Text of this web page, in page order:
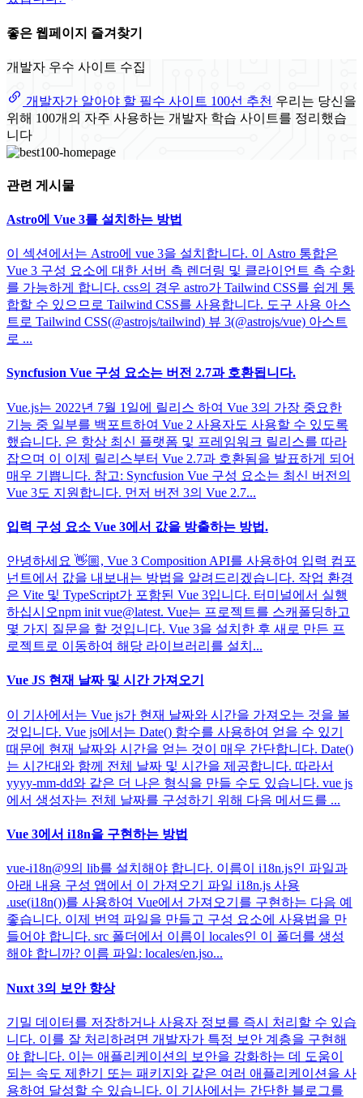
좋은 웹페이지 즐겨찾기
개발자 우수 사이트 수집
개발자가 알아야 할 필수 사이트 100선 추천 우리는 당신을
위해 100개의 자주 사용하는 개발자 학습 사이트를 정리했습
니다
관련 게시물
Astro에 Vue 3를 설치하는 방법
이 섹션에서는 Astro에 vue 3을 설치합니다. 이 Astro 통합은
Vue 3 구성 요소에 대한 서버 측 렌더링 및 클라이언트 측 수화
를 가능하게 합니다. css의 경우 astro가 Tailwind CSS를 쉽게 통
합할 수 있으므로 Tailwind CSS를 사용합니다. 도구 사용 아스
트로 Tailwind CSS(@astrojs/tailwind) 뷰 3(@astrojs/vue) 아스트
로 ...
Syncfusion Vue 구성 요소는 버전 2.7과 호환됩니다.
Vue.js는 2022년 7월 1일에 릴리스 하여 Vue 3의 가장 중요한
기능 중 일부를 백포트하여 Vue 2 사용자도 사용할 수 있도록
했습니다. 은 항상 최신 플랫폼 및 프레임워크 릴리스를 따라
잡으며 이 이제 릴리스부터 Vue 2.7과 호환됨을 발표하게 되어
매우 기쁩니다. 참고: Syncfusion Vue 구성 요소는 최신 버전의
Vue 3도 지원합니다. 먼저 버전 3의 Vue 2.7...
입력 구성 요소 Vue 3에서 값을 방출하는 방법.
안녕하세요 👋🏼, Vue 3 Composition API를 사용하여 입력 컴포
넌트에서 값을 내보내는 방법을 알려드리겠습니다. 작업 환경
은 Vite 및 TypeScript가 포함된 Vue 3입니다. 터미널에서 실행
하십시오npm init vue@latest. Vue는 프로젝트를 스캐폴딩하고
몇 가지 질문을 할 것입니다. Vue 3을 설치한 후 새로 만든 프
로젝트로 이동하여 해당 라이브러리를 설치...
Vue JS 현재 날짜 및 시간 가져오기
이 기사에서는 Vue js가 현재 날짜와 시간을 가져오는 것을 볼
것입니다. Vue js에서는 Date() 함수를 사용하여 얻을 수 있기
때문에 현재 날짜와 시간을 얻는 것이 매우 간단합니다. Date()
는 시간대와 함께 전체 날짜 및 시간을 제공합니다. 따라서
yyyy-mm-dd와 같은 더 나은 형식을 만들 수도 있습니다. vue js
에서 생성자는 전체 날짜를 구성하기 위해 다음 메서드를 ...
Vue 3에서 i18n을 구현하는 방법
vue-i18n@9의 lib를 설치해야 합니다. 이름이 i18n.js인 파일과
아래 내용 구성 앱에서 이 가져오기 파일 i18n.js 사용
.use(i18n())를 사용하여 Vue에서 가져오기를 구현하는 다음 예
좋습니다. 이제 번역 파일을 만들고 구성 요소에 사용법을 만
들어야 합니다. src 폴더에서 이름이 locales인 이 폴더를 생성
해야 합니까? 이름 파일: locales/en.jso...
Nuxt 3의 보안 향상
기밀 데이터를 저장하거나 사용자 정보를 즉시 처리할 수 있습
니다. 이를 잘 처리하려면 개발자가 특정 보안 계층을 구현해
야 합니다. 이는 애플리케이션의 보안을 강화하는 데 도움이
되는 속도 제한기 또는 패키지와 같은 여러 애플리케이션을 사
용하여 달성할 수 있습니다. 이 기사에서는 간단한 블로그를